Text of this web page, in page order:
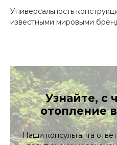
Универсальность
известными мировыми
Узнайте, с
отопление
Наши консультанта